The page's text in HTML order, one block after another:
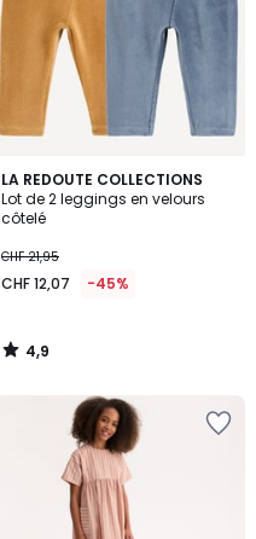
LA REDOUTE COLLECTIONS
Lot de 2 leggings en velours
côtelé
CHF 21,95
CHF 12,07 -45%
4,9
/ 5
4,9
/